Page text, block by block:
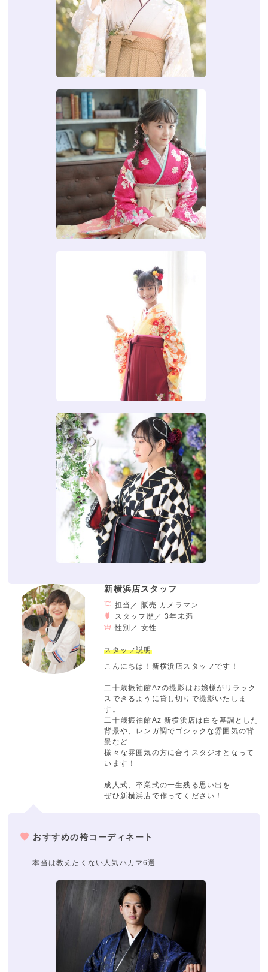
新横浜店スタッフ
担当／ 販売 カメラマン
スタッフ歴／ 3年未満
性別／ 女性
スタッフ説明
こんにちは！新横浜店スタッフです！
二十歳振袖館Azの撮影はお嬢様がリラック
スできるように貸し切りで撮影いたしま
す。
二十歳振袖館Az 新横浜店は白を基調とした
背景や、レンガ調でゴシックな雰囲気の背
景など
様々な雰囲気の方に合うスタジオとなって
います！
成人式、卒業式の一生残る思い出を
ぜひ新横浜店で作ってください！
おすすめの袴コーディネート
本当は教えたくない人気ハカマ6選